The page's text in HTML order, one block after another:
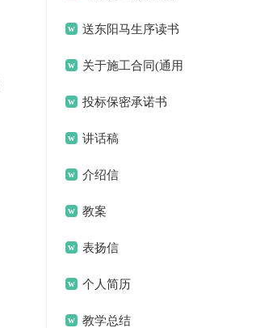
作文三篇
送东阳马生序读书
笔记11篇
关于施工合同(通用
15篇)投标保密承诺书
讲话稿
介绍信
教案
表扬信
个人简历
教学总结